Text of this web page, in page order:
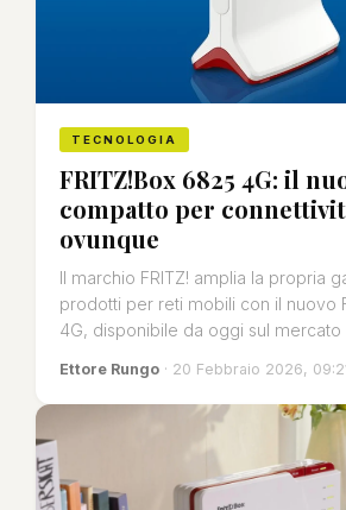
TECNOLOGIA
FRITZ!Box 6825 4G: il
compatto per
ovunque
Il marchio FRITZ! amplia la propria
prodotti per reti mobili con il nuovo
4G, disponibile da oggi sul mercato
Ettore Rungo · 20 Febbraio 2026,